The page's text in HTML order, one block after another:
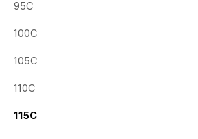
95C
100C
105C
110C
115C